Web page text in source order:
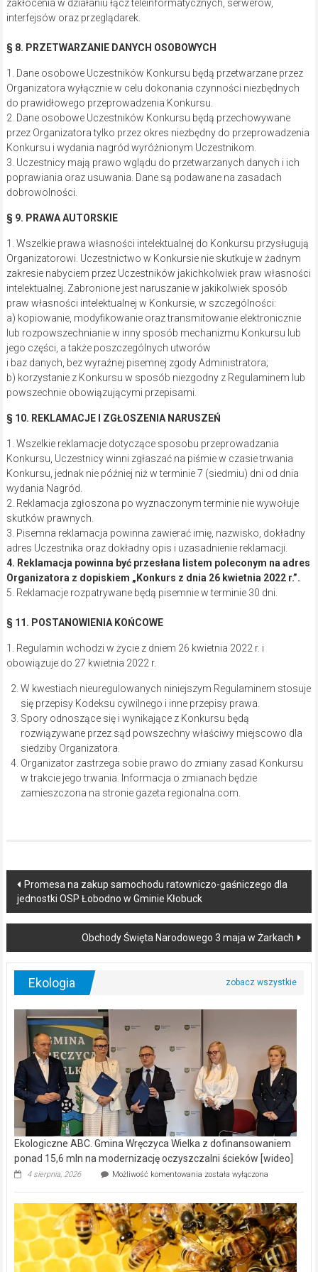
zakłócenia w działaniu łącz teleinformatycznych, serwerów,
interfejsów oraz przeglądarek.
§ 8. PRZETWARZANIE DANYCH OSOBOWYCH
1. Dane osobowe Uczestników Konkursu będą przetwarzane przez
Organizatora wyłącznie w celu dokonania czynności niezbędnych
do prawidłowego przeprowadzenia Konkursu.
2. Dane osobowe Uczestników Konkursu będą przechowywane
przez Organizatora tylko przez okres niezbędny do przeprowadzenia
Konkursu i wydania nagród wyróżnionym Uczestnikom.
3. Uczestnicy mają prawo wglądu do przetwarzanych danych i ich
poprawiania oraz usuwania. Dane są podawane na zasadach
dobrowolności.
§ 9. PRAWA AUTORSKIE
1. Wszelkie prawa własności intelektualnej do Konkursu przysługują
Organizatorowi. Uczestnictwo w Konkursie nie skutkuje w żadnym
zakresie nabyciem przez Uczestników jakichkolwiek praw własności
intelektualnej. Zabronione jest naruszanie w jakikolwiek sposób
praw własności intelektualnej w Konkursie, w szczególności:
a) kopiowanie, modyfikowanie oraz transmitowanie elektronicznie
lub rozpowszechnianie w inny sposób mechanizmu Konkursu lub
jego części, a także poszczególnych utworów
i baz danych, bez wyraźnej pisemnej zgody Administratora;
b) korzystanie z Konkursu w sposób niezgodny z Regulaminem lub
powszechnie obowiązującymi przepisami.
§ 10. REKLAMACJE I ZGŁOSZENIA NARUSZEŃ
1. Wszelkie reklamacje dotyczące sposobu przeprowadzania
Konkursu, Uczestnicy winni zgłaszać na piśmie w czasie trwania
Konkursu, jednak nie później niż w terminie 7 (siedmiu) dni od dnia
wydania Nagród.
2. Reklamacja zgłoszona po wyznaczonym terminie nie wywołuje
skutków prawnych.
3. Pisemna reklamacja powinna zawierać imię, nazwisko, dokładny
adres Uczestnika oraz dokładny opis i uzasadnienie reklamacji.
4. Reklamacja powinna być przesłana listem poleconym na adres
Organizatora z dopiskiem „Konkurs z dnia 26 kwietnia 2022 r.”.
5. Reklamacje rozpatrywane będą pisemnie w terminie 30 dni.
§ 11. POSTANOWIENIA KOŃCOWE
1. Regulamin wchodzi w życie z dniem 26 kwietnia 2022 r. i
obowiązuje do 27 kwietnia 2022 r.
W kwestiach nieuregulowanych niniejszym Regulaminem stosuje
się przepisy Kodeksu cywilnego i inne przepisy prawa.
Spory odnoszące się i wynikające z Konkursu będą
rozwiązywane przez sąd powszechny właściwy miejscowo dla
siedziby Organizatora.
Organizator zastrzega sobie prawo do zmiany zasad Konkursu
w trakcie jego trwania. Informacja o zmianach będzie
zamieszczona na stronie gazeta regionalna.com.
Post
navigation
Promesa na zakup samochodu ratowniczo-gaśniczego dla
jednostki OSP Łobodno w Gminie Kłobuck
Obchody Święta Narodowego 3 maja w Żarkach
Ekologia
Ekologiczne ABC. Gmina Wręczyca Wielka z dofinansowaniem
ponad 15,6 mln na modernizację oczyszczalni ścieków [wideo]
4 sierpnia, 2026 Możliwość komentowania Ekologiczne
Wręczyca
Wielka
z
dofinansowaniem
ponad
15,6
została wyłączona